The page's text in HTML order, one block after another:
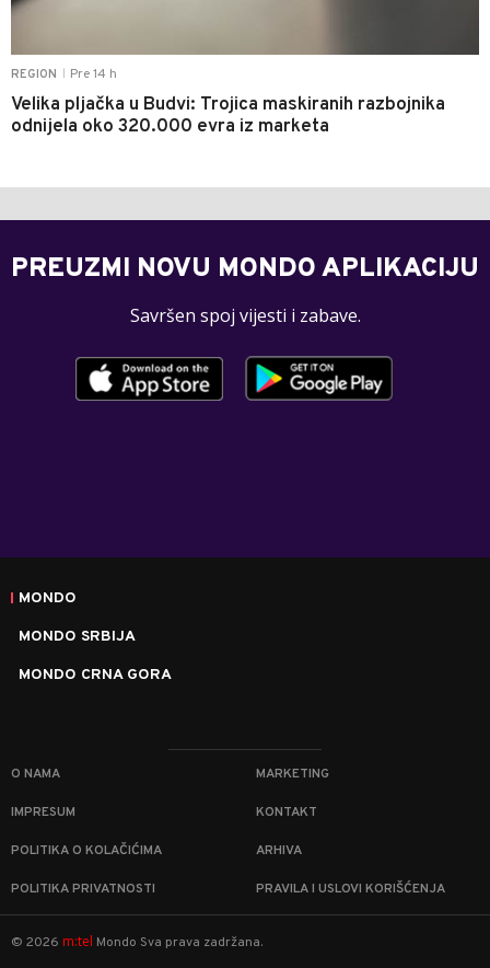
REGION Pre 14 h
Velika pljačka u Budvi: Trojica maskiranih razbojnika
odnijela oko 320.000 evra iz marketa
PREUZMI NOVU MONDO APLIKACIJU
Savršen spoj vijesti i zabave.
MONDO
MONDO SRBIJA
MONDO CRNA GORA
O NAMA MARKETING
IMPRESUM KONTAKT
POLITIKA O KOLAČIĆIMA ARHIVA
POLITIKA PRIVATNOSTI PRAVILA I USLOVI KORIŠĆENJA
© 2026 m:tel Mondo Sva prava zadržana.